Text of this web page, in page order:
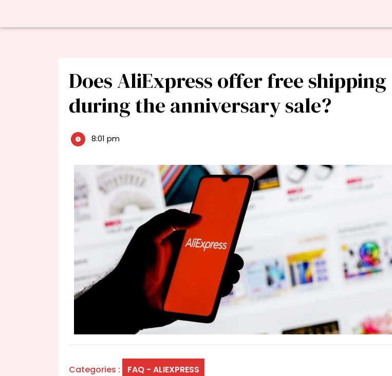
Does AliExpress offer free shipping
during the anniversary sale?
8:01 pm
Categories : FAQ - ALIEXPRESS